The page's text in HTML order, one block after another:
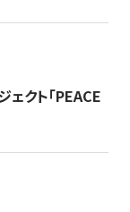
クト「PEACE